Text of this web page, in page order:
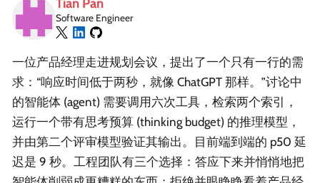
Tian Pan
Software Engineer
一位产品经理走进规划会议，提出了一个只有一行的需
求：“响应时间低于两秒，就像 ChatGPT 那样。”讨论中
的智能体 (agent) 需要调用六次工具，检索两个索引，
运行一个带有思考预算 (thinking budget) 的推理模型，
并由第二个评审模型验证其输出。目前端到端的 p50 延
迟是 9 秒。工程团队有三个选择：答应下来并悄悄地把